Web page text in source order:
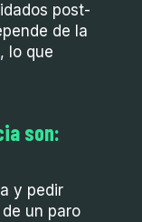
post-
de la
lo que
son:
y pedir
un paro